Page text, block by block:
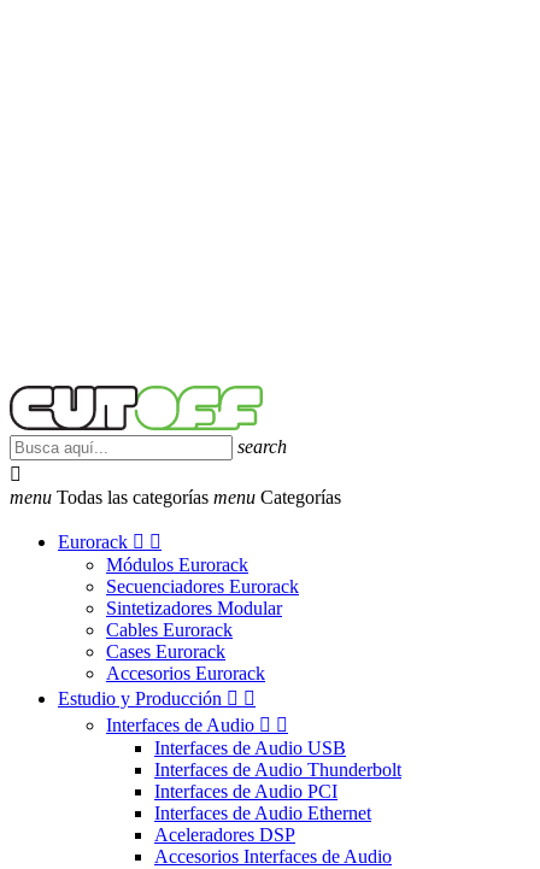
search

menu Todas las categorías menu Categorías
Eurorack  
Módulos Eurorack
Secuenciadores Eurorack
Sintetizadores Modular
Cables Eurorack
Cases Eurorack
Accesorios Eurorack
Estudio y Producción  
Interfaces de Audio  
Interfaces de Audio USB
Interfaces de Audio Thunderbolt
Interfaces de Audio PCI
Interfaces de Audio Ethernet
Aceleradores DSP
Accesorios Interfaces de Audio